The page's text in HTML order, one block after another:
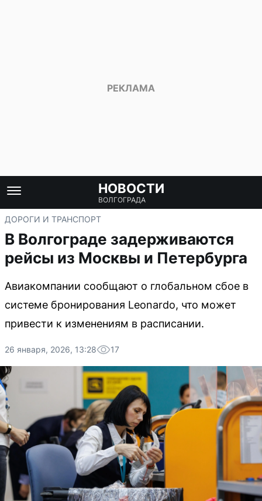
НОВОСТИ
ВОЛГОГРАДА
ДОРОГИ И ТРАНСПОРТ
В Волгограде задерживаются
рейсы из Москвы и Петербурга
Авиакомпании сообщают о глобальном сбое в
системе бронирования Leonardo, что может
привести к изменениям в расписании.
26 января, 2026, 13:28 17